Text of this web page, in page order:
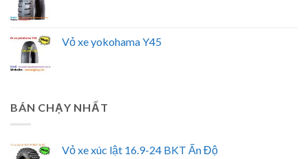
Vỏ xe yokohama Y45
BÁN CHẠY NHẤT
Vỏ xe xúc lật 16.9-24 BKT Ấn Độ